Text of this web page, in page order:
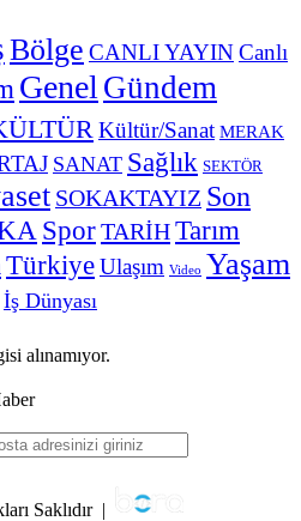
Bölge CANLI YAYINCanlı
Genel Gündem
Kültür/Sanat MERAK
SANAT Sağlık SEKTÖR
SOKAKTAYIZ Son
SporTARİHTarım
TürkiyeUlaşım Video Yaşam
İş Dünyası
alınamıyor.
Saklıdır |